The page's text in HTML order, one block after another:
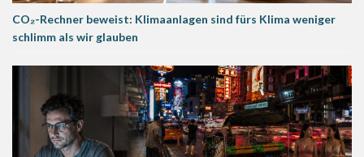
CO₂-Rechner beweist: Klimaanlagen sind fürs Klima weniger
schlimm als wir glauben